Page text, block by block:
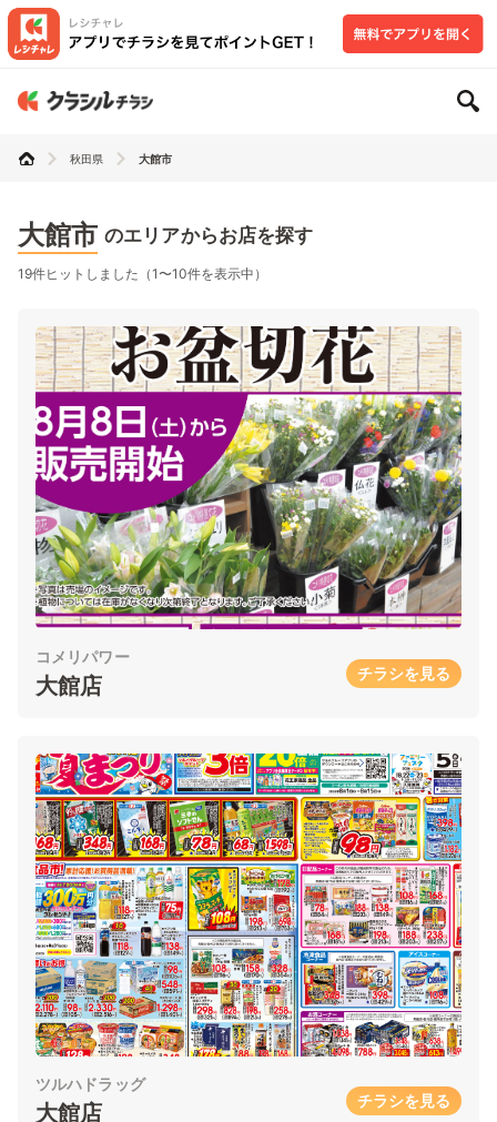
秋田県 大館市
大館市 のエリアからお店を探す
19件ヒットしました（1〜10件を表示中）
コメリパワー
大館店 チラシを見る
ツルハドラッグ
大館店 チラシを見る